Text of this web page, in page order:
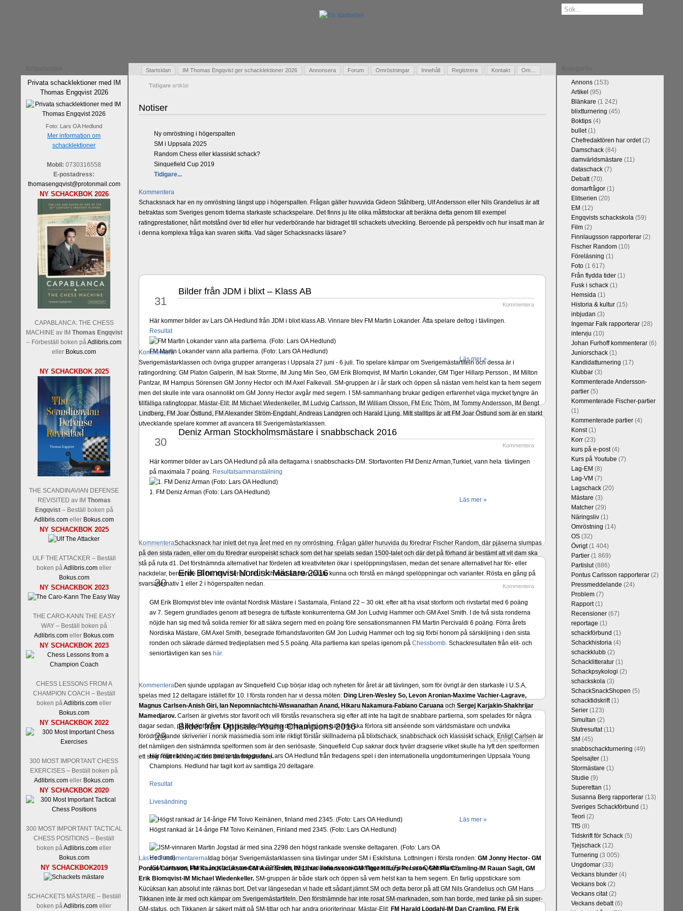
Privata schacklektioner med IM
Thomas Engqvist 2026
Foto: Lars OA Hedlund
Mer information om
schacklektioner
Mobil: 0730316558
E-postadress:
thomasengqvist@protonmail.com
NY SCHACKBOK 2026
CAPABLANCA: THE CHESS
MACHINE av IM Thomas Engqvist
– Förbeställ boken påAdlibris.com
eller Bokus.com
NY SCHACKBOK 2025
THE SCANDINAVIAN DEFENSE
REVISITED av IM Thomas
Engqvist– Beställ boken på
Adlibris.com eller Bokus.com
NY SCHACKBOK 2025
ULF THE ATTACKER – Beställ
boken på Adlibris.com eller
Bokus.com
NY SCHACKBOK 2023
THE CARO-KANN THE EASY
WAY – Beställ boken på
Adlibris.com eller Bokus.com
NY SCHACKBOK 2023
CHESS LESSONS FROM A
CHAMPION COACH – Beställ
boken på Adlibris.com eller
Bokus.com
NY SCHACKBOK 2022
300 MOST IMPORTANT CHESS
EXERCISES – Beställ boken på
Adlibris.com eller Bokus.com
NY SCHACKBOK 2020
300 MOST IMPORTANT TACTICAL
CHESS POSITIONS – Beställ
boken på Adlibris.com eller
Bokus.com
NY SCHACKBOK2019
SCHACKETS MÄSTARE – Beställ
boken på Adlibris.com eller
Startsidan IM Thomas Engqvist ger schacklektioner 2026 Annonsera Forum Omröstningar Innehåll Registrera Kontakt Om…
Gästbok
Tidigareartiklar
Notiser
Ny omröstning i högerspalten
SM i Uppsala 2025
Random Chess eller klassiskt schack?
Sinquefield Cup 2019
Tidigare...
Kommentera
Schacksnack har en ny omröstning längst upp i högerspalten. Frågan gäller huvuvida Gideon Ståhlberg, Ulf Andersson eller Nils Grandelius är att
betraktas som Sveriges genom tiderna starkaste schackspelare. Det finns ju lite olika måttstockar att beräkna detta genom till exempel
ratingprestationer, hårt motstånd över tid eller hur vederbörande har bidraget till schackets utveckling. Beroende på perspektiv och hur insatt man är
i denna komplexa fråga kan svaren skifta. Vad säger Schacksnacks läsare?
Kommentera
Sverigemästarklassen och övriga grupper arrangeras i Uppsala 27 juni - 6 juli. Tio spelare kämpar om Sverigemästartiteln och dessa är i
ratingordning: GM Platon Galperin, IM Isak Storme, IM Jung Min Seo, GM Erik Blomqvist, IM Martin Lokander, GM Tiger Hillarp Persson., IM Milton
Pantzar, IM Hampus Sörensen GM Jonny Hector och IM Axel Falkevall. SM-gruppen är i år stark och öppen så nästan vem helst kan ta hem segern
men det skulle inte vara osannolikt om GM Jonny Hector avgår med segern. I SM-sammanhang brukar gedigen erfarenhet väga mycket tyngre än
tillfälliga ratingtoppar. Mästar-Elit: IM Michael Wiedenkeller, IM Ludvig Carlsson, IM William Olsson, FM Eric Thörn, IM Tommy Andersson, IM Bengt
Lindberg, FM Joar Östlund, FM Alexander Ström-Engdahl, Andreas Landgren och Harald Ljung. Mitt stalltips är att FM Joar Östlund som är en starkt
utvecklande spelare kommer att avancera till Sverigemästarklassen.
KommenteraSchacksnack har inlett det nya året med en ny omröstning. Frågan gäller huruvida du föredrar Fischer Random, där pjäserna slumpas
på den sista raden, eller om du föredrar europeiskt schack som det har spelats sedan 1500-talet och där det på förhand är bestämt att vit dam ska
stå på ruta d1. Det förstnämnda alternativet har fördelen att kreativiteten ökar i spelöppningsfasen, medan det senare alternativet har för- eller
nackdelar, beroende på hur man ser på det, i och med att man måste kunna och förstå en mängd spelöppningar och varianter. Rösta en gång på
svarsalternativ 1 eller 2 i högerspalten nedan.
KommenteraDen sjunde upplagan av Sinquefield Cup börjar idag och nyheten för året är att tävlingen, som för övrigt är den starkaste i U.S.A,
spelas med 12 deltagare istället för 10. I första ronden har vi dessa möten: Ding Liren-Wesley So, Levon Aronian-Maxime Vachier-Lagrave,
Magnus Carlsen-Anish Giri, Ian Nepomniachtchi-Wiswanathan Anand, Hikaru Nakamura-Fabiano Caruana och Sergej Karjakin-Shakhrijar
Mamedjarov. Carlsen är givetvis stor favorit och vill förstås revanschera sig efter att inte ha tagit de snabbare partierna, som spelades för några
dagar sedan, på blodigt allvar. Det lär han dock göra denna gång om han inte ska förlora sitt anséende som världsmästare och undvika
förödmjukande skriverier i norsk massmedia som inte riktigt förstår skillnaderna på blixtschack, snabbschack och klassiskt schack. Enligt Carlsen är
det nämligen den sistnämnda spelformen som är den seriösaste. Sinquefield Cup saknar dock tyvärr dragserie vilket skulle ha lyft den spelformen
ett steg i rätt riktning. Chris Bird är tävlingsledare
Läs de 3 kommentarernaIdag börjar Sverigemästarklassen sina tävlingar under SM i Eskilstuna. Lottningen i första ronden: GM Jonny Hector- GM
Pontus Carlsson, FM Kaan Kücüksan-GM Axel Smith, IM Linus Johansson-GM Tiger Hillarp Persson, GM Pia Cramling-IM Rauan Sagit, GM
Erik Blomqvist-IM Michael Wiedenkeller.SM-gruppen är både stark och öppen så vem helst kan ta hem segern. En farlig uppstickare som
Kücüksan kan absolut inte räknas bort. Det var längesedan vi hade ett sådant jämnt SM och detta beror på att GM Nils Grandelius och GM Hans
Tikkanen inte är med och kämpar om Sverigemästartiteln. Den förstnämnde har inte rosat SM-marknaden, som han borde, med tanke på sin super-
GM-status, och Tikkanen är säkert mätt på SM-titlar och har andra prioriteringar. Mästar-Elit: FM Harald Lögdahl-IM Dan Cramling, FM Erik
31
Bilder från JDM i blixt – Klass AB
Kommentera
Här kommer bilder av Lars OA Hedlund från JDM i blixt klass AB. Vinnare blev FM Martin Lokander. Åtta spelare deltog i tävlingen.
Resultat
FM Martin Lokander vann alla partierna. (Foto: Lars OA Hedlund)
Läs mer »
30
Deniz Arman Stockholmsmästare i snabbschack 2016
Kommentera
Här kommer bilder av Lars OA Hedlund på alla deltagarna i snabbschacks-DM. Storfavoriten FM Deniz Arman,Turkiet, vann hela tävlingen
på maximala 7 poäng. Resultatsammanställning
1. FM Deniz Arman (Foto: Lars OA Hedlund)
Läs mer »
okt
30
Erik Blomqvist Nordisk Mästare 2016
Kommentera
GM Erik Blomqvist blev inte oväntat Nordisk Mästare i Sastamala, Finland 22 – 30 okt. efter att ha visat storform och rivstartat med 6 poäng
av 7. Segern grundlades genom att besegra de tuffaste konkurrenterna GM Jon Ludvig Hammer och GM Axel Smith. I de två sista ronderna
nöjde han sig med två solida remier för att säkra segern med en poäng före sensationsmannen FM Martin Percivaldi 6 poäng. Förra årets
Nordiska Mästare, GM Axel Smith, besegrade förhandsfavoriten GM Jon Ludvig Hammer och tog sig förbi honom på särskiljning i den sista
ronden och säkrade därmed tredjeplatsen med 5.5 poäng. Alla partierna kan spelas igenom på Chessbomb. Schackresultaten från elit- och
seniortävligen kan ses här.
okt
29
Bilder från Uppsala Young Champions 2016
Läs kommentaren
Här följer bilder av den eminente fotografen Lars OA Hedlund från fredagens spel i den internationella ungdomturneringen Uppsala Young
Champions. Hedlund har tagit kort av samtliga 20 deltagare.
Resultat
Livesändning
Högst rankad är 14-årige FM Toivo Keinänen, Finland med 2345. (Foto: Lars OA Hedlund)
JSM-vinnaren Martin Jogstad är med sina 2298 den högst rankade svenske deltagaren. (Foto: Lars OA Hedlund)
Läs mer »
Annons(153)
Artikel (95)
Blänkare (1 242)
blixtturnering (45)
Boktips(4)
bullet(1)
Chefredaktören har ordet(2)
Damschack(84)
damvärldsmästare (11)
dataschack(7)
Debatt(70)
domarfrågor(1)
Elitserien (20)
EM (12)
Engqvists schackskola(59)
Film(2)
Finnlaugsson rapporterar(2)
Fischer Random(10)
Föreläsning (1)
Foto(1 617)
Från flydda tider(1)
Fusk i schack(1)
Hemsida(1)
Historia & kultur(15)
inbjudan (3)
Ingemar Falk rapporterar(28)
intervju (10)
Johan Furhoff kommenterar(6)
Juniorschack(1)
Kandidatturnering (17)
Klubbar(3)
Kommenterade Andersson-
partier(5)
Kommenterade Fischer-partier
(1)
Kommenterade partier(4)
Konst(1)
Korr(23)
kurs på e-post(4)
Kurs på Youtube (7)
Lag-EM (8)
Lag-VM (7)
Lagschack(20)
Mästare (3)
Matcher(29)
Näringsliv(1)
Omröstning (14)
OS(32)
Övrigt(1 404)
Partier(1 869)
Partislut(886)
Pontus Carlsson rapporterar(2)
Pressmeddelande (24)
Problem(7)
Rapport(1)
Recensioner(67)
reportage (1)
schackförbund (1)
Schackhistoria(4)
schackklubb(2)
Schacklitteratur(1)
Schackpsykologi (2)
schackskola(3)
SchackSnackShopen (5)
schacktidskrift(1)
Serier(123)
Simultan (2)
Slutresultat(11)
SM (45)
snabbschackturnering (49)
Spelsajter(1)
Stormästare (1)
Studie (9)
Superettan (1)
Susanna Berg rapporterar(13)
Sveriges Schackförbund (1)
Teori (2)
TfS(8)
Tidskrift för Schack(5)
Tjejschack(12)
Turnering (3 005)
Ungdomar(33)
Veckans blunder(4)
Veckans bok(2)
Veckans citat(2)
Veckans debatt(6)